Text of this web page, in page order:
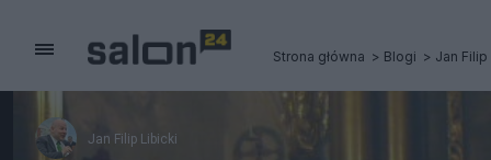
Strona główna Blogi Jan
Jan Filip Libicki